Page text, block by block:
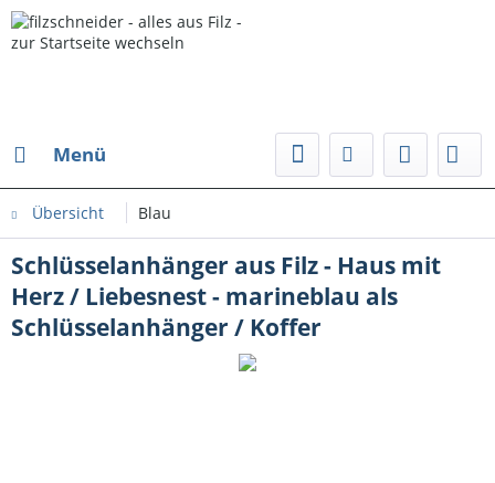
Menü
Übersicht Blau
Schlüsselanhänger aus Filz - Haus mit
Herz / Liebesnest - marineblau als
Schlüsselanhänger / Koffer